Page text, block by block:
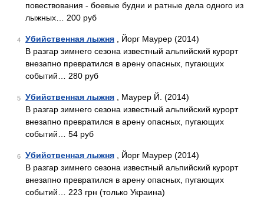
повествования - боевые будни и ратные дела одного из
лыжных… 200 руб
4 Убийственная лыжня , Йорг Маурер (2014)
В разгар зимнего сезона известный альпийский курорт
внезапно превратился в арену опасных, пугающих
событий… 280 руб
5 Убийственная лыжня , Маурер Й. (2014)
В разгар зимнего сезона известный альпийский курорт
внезапно превратился в арену опасных, пугающих
событий… 54 руб
6 Убийственная лыжня , Йорг Маурер (2014)
В разгар зимнего сезона известный альпийский курорт
внезапно превратился в арену опасных, пугающих
событий… 223 грн (только Украина)